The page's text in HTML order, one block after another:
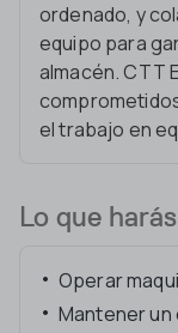
ordenado, y
equipo para
almacén. CTT
el trabajo en
Lo que harás
Operar
Mantener